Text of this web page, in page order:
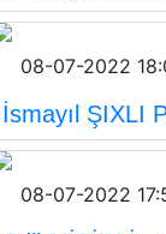
08-07-2022
İsmayıl ŞIXLI
08-07-2022